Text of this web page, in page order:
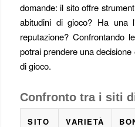
domande: il sito offre
abitudini di gioco? Ha una
reputazione? Confrontando
potrai prendere una
di gioco.
Confronto tra i siti
SITO
VARIETÀ